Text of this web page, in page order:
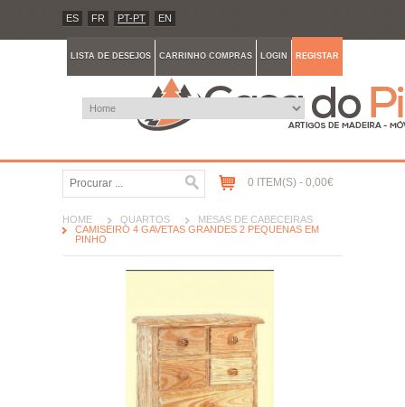
ES FR PT-PT EN
LISTA DE DESEJOS CARRINHO COMPRAS LOGIN REGISTAR
0 ITEM(S) - 0,00€
HOME QUARTOS
MESAS DE CABECEIRAS
CAMISEIRO 4 GAVETAS GRANDES 2 PEQUENAS EM
PINHO